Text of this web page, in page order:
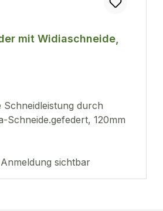
mit Widiaschneide,
Schneidleistung durch
Schneide.gefedert, 120mm
sichtbar